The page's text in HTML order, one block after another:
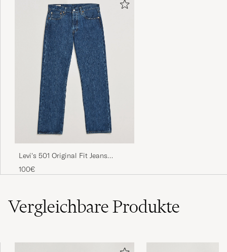
Levi's 501 Original Fit Jeans
Stonewash
100€
VergleichbareProdukte